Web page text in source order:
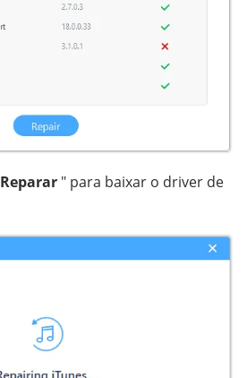
Reparar " para baixar o driver de